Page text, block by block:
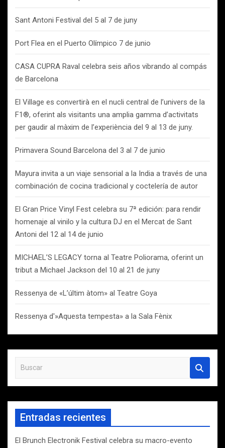
Sant Antoni Festival del 5 al 7 de juny
Port Flea en el Puerto Olímpico 7 de junio
CASA CUPRA Raval celebra seis años vibrando al compás
de Barcelona
El Village es convertirà en el nucli central de l’univers de la
F1®, oferint als visitants una amplia gamma d’activitats
per gaudir al màxim de l’experiència del 9 al 13 de juny.
Primavera Sound Barcelona del 3 al 7 de junio
Mayura invita a un viaje sensorial a la India a través de una
combinación de cocina tradicional y coctelería de autor
El Gran Price Vinyl Fest celebra su 7ª edición: para rendir
homenaje al vinilo y la cultura DJ en el Mercat de Sant
Antoni del 12 al 14 de junio
MICHAEL’S LEGACY torna al Teatre Poliorama, oferint un
tribut a Michael Jackson del 10 al 21 de juny
Ressenya de «L’últim àtom» al Teatre Goya
Ressenya d'»Aquesta tempesta» a la Sala Fènix
s
c
r
Entradas recientes
El Brunch Electronik Festival celebra su macro-evento